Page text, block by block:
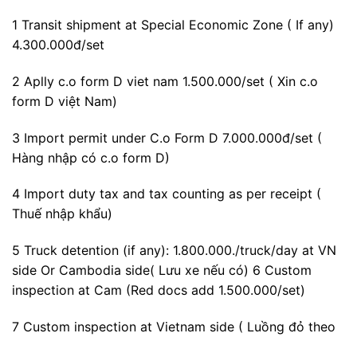
1 Transit shipment at Special Economic Zone ( If any)
4.300.000đ/set
2 Aplly c.o form D viet nam 1.500.000/set ( Xin c.o
form D việt Nam)
3 Import permit under C.o Form D 7.000.000đ/set (
Hàng nhập có c.o form D)
4 Import duty tax and tax counting as per receipt (
Thuế nhập khẩu)
5 Truck detention (if any): 1.800.000./truck/day at VN
side Or Cambodia side( Lưu xe nếu có) 6 Custom
inspection at Cam (Red docs add 1.500.000/set)
7 Custom inspection at Vietnam side ( Luồng đỏ theo